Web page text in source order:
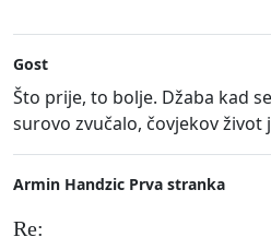
Gost
Što prije, to bolje. Džaba kad
surovo zvučalo, čovjekov život
Armin Handzic Prva stranka
Re: